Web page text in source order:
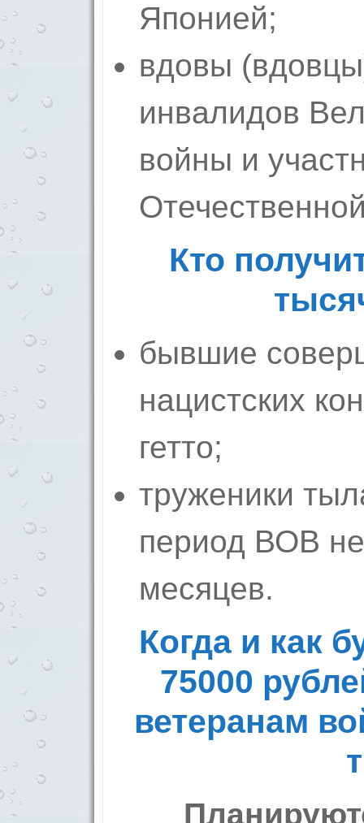
Японией;
вдовы
инвалидов
войны и
Кто
бывшие
нацистских
гетто;
труженики
период ВОВ
месяцев.
Когда и как
75000
ветеранам